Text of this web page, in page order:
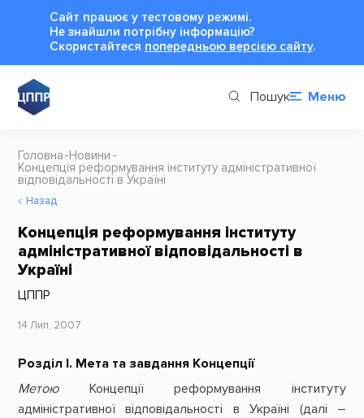
Сайт працює у тестовому режимі.
Не знайшли потрібну інформацію?
Cкористайтеся попередньою версією сайту.
Пошук Меню
Головна Новини
Концепція реформування інституту адміністративної
відповідальності в Україні
Назад
Концепція реформування інституту
адміністративної відповідальності в
Україні
ЦППР
14 Лип, 2007
Розділ I. Мета та завдання Концепції
МетоюКонцепції реформування інституту
адміністративної відповідальності в Україні (далі –